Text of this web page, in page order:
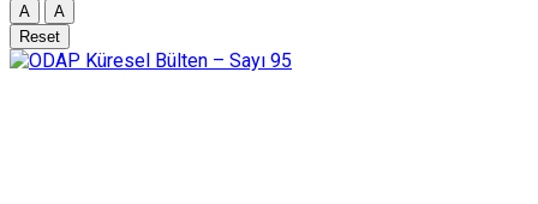
A
A
Reset